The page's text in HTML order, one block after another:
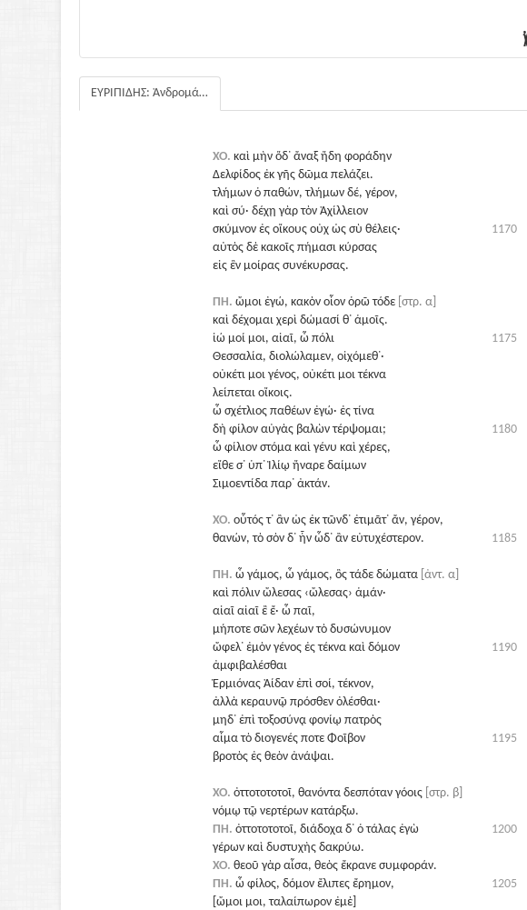
ΕΥΡΙΠΙΔΗΣ: Ἀνδρομάχη
ΧΟ. καὶ μὴν ὅδ᾽ ἄναξ ἤδη φοράδην
Δελφίδος ἐκ γῆς δῶμα πελάζει.
τλήμων ὁ παθών, τλήμων δέ, γέρον,
καὶ σύ· δέχῃ γὰρ τὸν Ἀχίλλειον
1170
σκύμνον ἐς οἴκους οὐχ ὡς σὺ θέλεις·
αὐτὸς δὲ κακοῖς πήμασι κύρσας
εἰς ἓν μοίρας συνέκυρσας.
ΠΗ. ὤμοι ἐγώ, κακὸν οἷον ὁρῶ τόδε [στρ. α]
καὶ δέχομαι χερὶ δώμασί θ᾽ ἁμοῖς.
1175
ἰώ μοί μοι, αἰαῖ, ὦ πόλι
Θεσσαλία, διολώλαμεν, οἰχόμεθ᾽·
οὐκέτι μοι γένος, οὐκέτι μοι τέκνα
λείπεται οἴκοις.
ὦ σχέτλιος παθέων ἐγώ· ἐς τίνα
1180
δὴ φίλον αὐγὰς βαλὼν τέρψομαι;
ὦ φίλιον στόμα καὶ γένυ καὶ χέρες,
εἴθε σ᾽ ὑπ᾽ Ἰλίῳ ἤναρε δαίμων
Σιμοεντίδα παρ᾽ ἀκτάν.
ΧΟ. οὗτός τ᾽ ἂν ὡς ἐκ τῶνδ᾽ ἐτιμᾶτ᾽ ἄν, γέρον,
1185
θανών, τὸ σὸν δ᾽ ἦν ὧδ᾽ ἂν εὐτυχέστερον.
ΠΗ. ὦ γάμος, ὦ γάμος, ὃς τάδε δώματα [ἀντ. α]
καὶ πόλιν ὤλεσας ‹ὤλεσας› ἁμάν·
αἰαῖ αἰαῖ ἒ ἔ· ὦ παῖ,
μήποτε σῶν λεχέων τὸ δυσώνυμον
1190
ὤφελ᾽ ἐμὸν γένος ἐς τέκνα καὶ δόμον
ἀμφιβαλέσθαι
Ἑρμιόνας Ἀίδαν ἐπὶ σοί, τέκνον,
ἀλλὰ κεραυνῷ πρόσθεν ὀλέσθαι·
μηδ᾽ ἐπὶ τοξοσύνᾳ φονίῳ πατρὸς
1195
αἷμα τὸ διογενές ποτε Φοῖβον
βροτὸς ἐς θεὸν ἀνάψαι.
ΧΟ. ὀττοτοτοτοῖ, θανόντα δεσπόταν γόοις [στρ. β]
νόμῳ τῷ νερτέρων κατάρξω.
1200
ΠΗ. ὀττοτοτοτοῖ, διάδοχα δ᾽ ὁ τάλας ἐγὼ
γέρων καὶ δυστυχὴς δακρύω.
ΧΟ. θεοῦ γὰρ αἶσα, θεὸς ἔκρανε συμφοράν.
1205
ΠΗ. ὦ φίλος, δόμον ἔλιπες ἔρημον,
[ὤμοι μοι, ταλαίπωρον ἐμὲ]